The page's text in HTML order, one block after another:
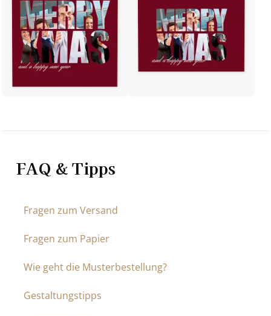
FAQ & Tipps
Fragen zum Versand
Fragen zum Papier
Wie geht die Musterbestellung?
Gestaltungstipps